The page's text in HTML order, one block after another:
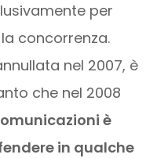
per
concorrenza.
nel 2007, è
che nel 2008
è
in qualche